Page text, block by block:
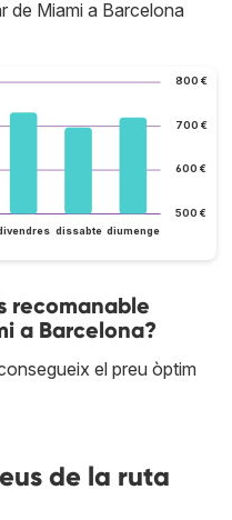
de Miami a Barcelona
500 €
600 €
700 €
800 €
dissabte diumenge
recomanable
a Barcelona?
el preu òptim
de la ruta